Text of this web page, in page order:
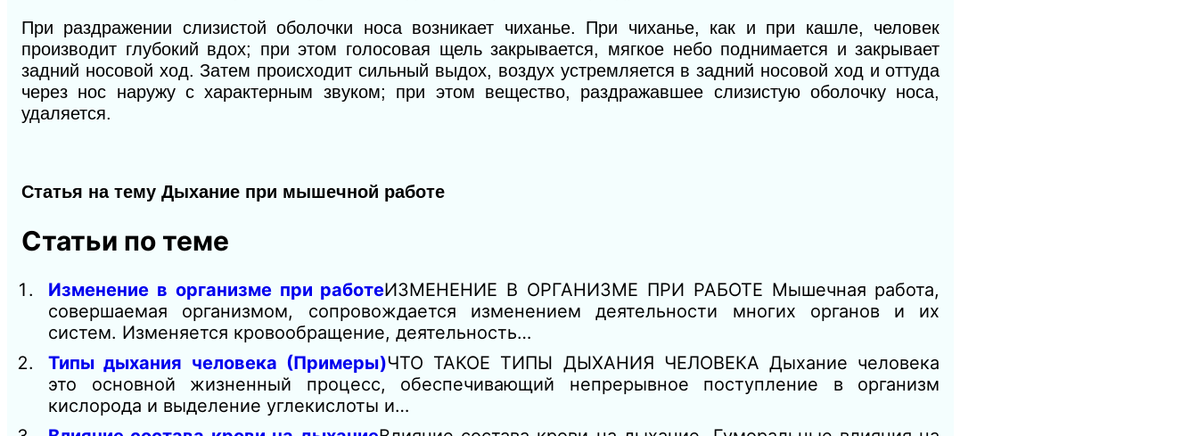
При раздражении слизистой оболочки носа возникает чиханье. При чиханье, как и при кашле, человек
производит глубокий вдох; при этом голосовая щель закрывается, мягкое небо поднимается и закрывает
задний носовой ход. Затем происходит сильный выдох, воздух устремляется в задний носовой ход и оттуда
через нос наружу с характерным звуком; при этом вещество, раздражавшее слизистую оболочку носа,
удаляется.
Статья на тему Дыхание при мышечной работе
Статьи по теме
Изменение в организме при работеИЗМЕНЕНИЕ В ОРГАНИЗМЕ ПРИ РАБОТЕ Мышечная работа,
совершаемая организмом, сопровождается изменением деятельности многих органов и их
систем. Изменяется кровообращение, деятельность…
Типы дыхания человека (Примеры)ЧТО ТАКОЕ ТИПЫ ДЫХАНИЯ ЧЕЛОВЕКА Дыхание человека
это основной жизненный процесс, обеспечивающий непрерывное поступление в организм
кислорода и выделение углекислоты и…